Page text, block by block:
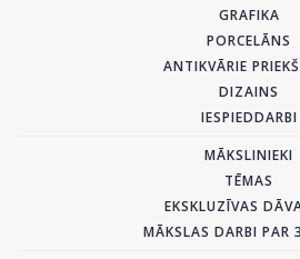
GRAFIKA
PORCELĀNS
ANTIKVĀRIE
DIZAINS
IESPIEDDARBI
MĀKSLINIEKI
TĒMAS
EKSKLUZĪVAS
MĀKSLAS DARBI PAR